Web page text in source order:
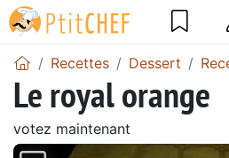
Recettes Dessert
Le royal orange
votez maintenant